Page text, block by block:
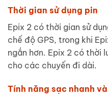
Thời gian sử dụng pin
Epix 2 có thời gian sử
chế độ GPS, trong khi
ngắn hơn. Epix 2 có thời
cho các chuyến đi dài.
Tính năng sạc nhanh